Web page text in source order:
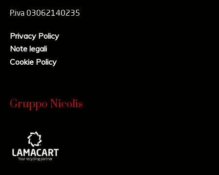
P.iva 03062140235
Privacy Policy
Note legali
Cookie Policy
Gruppo Nicolis